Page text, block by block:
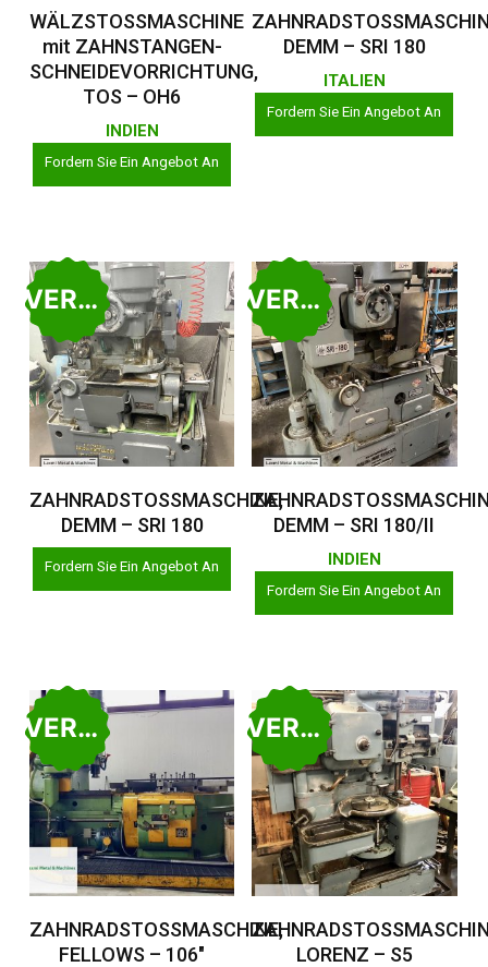
Weiterlesen
WÄLZSTOSSMASCHINE
mit ZAHNSTANGEN-
SCHNEIDEVORRICHTUNG,
TOS – OH6
INDIEN
Fordern Sie Ein Angebot An
Weiterlesen
DEMM – SRI 180
ITALIEN
Fordern Sie Ein Angebot An
VERKAUFT
Weiterlesen
ZAHNRADSTOSSMASCHINE,
DEMM – SRI 180
Fordern Sie Ein Angebot An
VERKAUFT
Weiterlesen
DEMM – SRI 180/II
INDIEN
Fordern Sie Ein Angebot An
VERKAUFT
ZAHNRADSTOSSMASCHINE,
FELLOWS – 106″
VERKAUFT
LORENZ – S5